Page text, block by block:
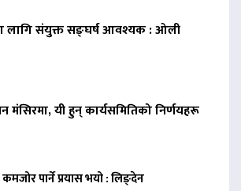
लागि संयुक्त सङ्घर्ष आवश्यक : ओली
मंसिरमा, यी हुन् कार्यसमितिको निर्णयहरू
कमजोर पार्ने प्रयास भयो : लिङ्देन